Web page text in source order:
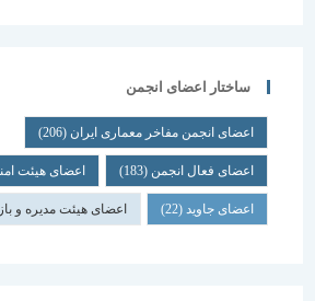
ساختار اعضای انجمن
اعضای انجمن مفاخر معماری ایران (206)
اعضای فعال انجمن(183) اعضای هیئت امنا(42)
اعضای جاوید(22) اعضای هیئت مدیره و بازرسان(7)